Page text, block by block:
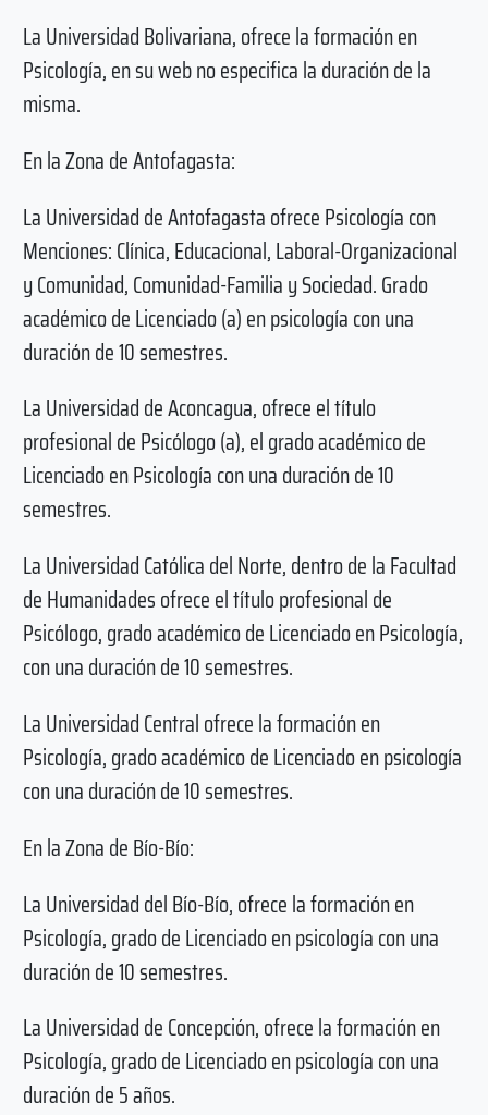
La Universidad Bolivariana, ofrece la formación en
Psicología, en su web no especifica la duración de la
misma.
En la Zona de Antofagasta:
La Universidad de Antofagasta ofrece Psicología con
Menciones: Clínica, Educacional, Laboral-Organizacional
y Comunidad, Comunidad-Familia y Sociedad. Grado
académico de Licenciado (a) en psicología con una
duración de 10 semestres.
La Universidad de Aconcagua, ofrece el título
profesional de Psicólogo (a), el grado académico de
Licenciado en Psicología con una duración de 10
semestres.
La Universidad Católica del Norte, dentro de la Facultad
de Humanidades ofrece el título profesional de
Psicólogo, grado académico de Licenciado en Psicología,
con una duración de 10 semestres.
La Universidad Central ofrece la formación en
Psicología, grado académico de Licenciado en psicología
con una duración de 10 semestres.
En la Zona de Bío-Bío:
La Universidad del Bío-Bío, ofrece la formación en
Psicología, grado de Licenciado en psicología con una
duración de 10 semestres.
La Universidad de Concepción, ofrece la formación en
Psicología, grado de Licenciado en psicología con una
duración de 5 años.